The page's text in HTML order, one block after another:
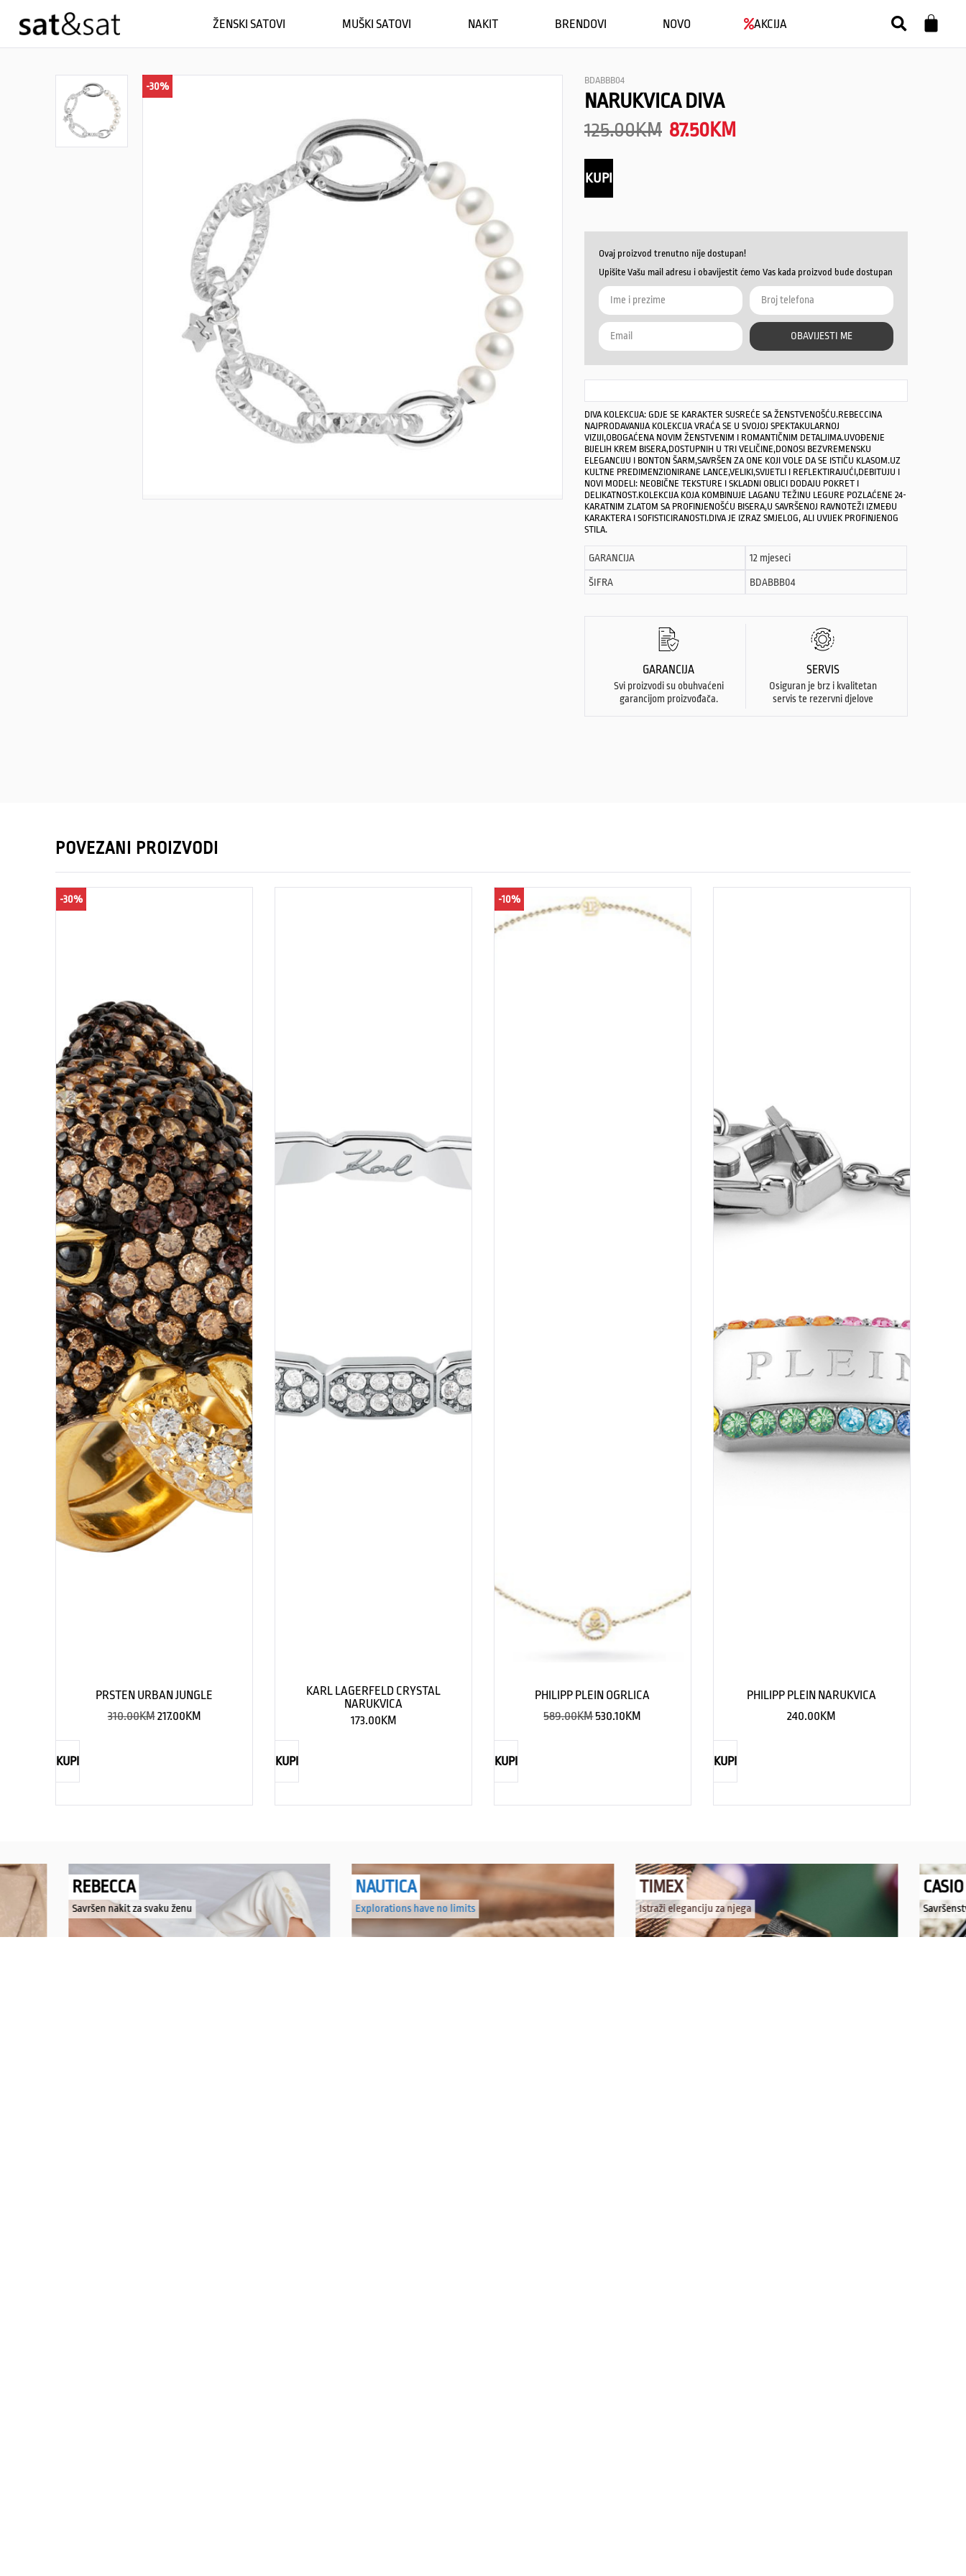
ŽENSKI SATOVI MUŠKI SATOVI NAKIT BRENDOVI NOVO AKCIJA
-30%
BDABBB04
NARUKVICA DIVA
125.00KM 87.50KM
KUPI
Ovaj proizvod trenutno nije dostupan!
Upišite Vašu mail adresu i obavijestit ćemo Vas kada proizvod bude dostupan
OBAVIJESTI ME
DIVA KOLEKCIJA: GDJE SE KARAKTER SUSREĆE SA ŽENSTVENOŠĆU.REBECCINA
NAJPRODAVANIJA KOLEKCIJA VRAĆA SE U SVOJOJ SPEKTAKULARNOJ
VIZIJI,OBOGAĆENA NOVIM ŽENSTVENIM I ROMANTIČNIM DETALJIMA.UVOĐENJE
BIJELIH KREM ​​BISERA,DOSTUPNIH U TRI VELIČINE,DONOSI BEZVREMENSKU
ELEGANCIJU I BONTON ŠARM,SAVRŠEN ZA ONE KOJI VOLE DA SE ISTIČU KLASOM.UZ
KULTNE PREDIMENZIONIRANE LANCE,VELIKI,SVIJETLI I REFLEKTIRAJUĆI,DEBITUJU I
NOVI MODELI: NEOBIČNE TEKSTURE I SKLADNI OBLICI DODAJU POKRET I
DELIKATNOST.KOLEKCIJA KOJA KOMBINUJE LAGANU TEŽINU LEGURE POZLAĆENE 24-
KARATNIM ZLATOM SA PROFINJENOŠĆU BISERA,U SAVRŠENOJ RAVNOTEŽI IZMEĐU
KARAKTERA I SOFISTICIRANOSTI.DIVA JE IZRAZ SMJELOG, ALI UVIJEK PROFINJENOG
STILA.
GARANCIJA 12 mjeseci
ŠIFRA BDABBB04
GARANCIJA
Svi proizvodi su obuhvaćeni
garancijom proizvođača.
SERVIS
Osiguran je brz i kvalitetan
servis te rezervni djelove
POVEZANI PROIZVODI
-30%
PRSTEN URBAN JUNGLE
310.00KM217.00KM
KUPI
KARL LAGERFELD CRYSTAL
NARUKVICA
173.00KM
KUPI
-10%
PHILIPP PLEIN OGRLICA
589.00KM530.10KM
KUPI
PHILIPP PLEIN NARUKVICA
240.00KM
KUPI
REBECCA
Savršen nakit za svaku ženu
NAUTICA
Explorations have no limits
TIMEX
Istraži eleganciju za njega